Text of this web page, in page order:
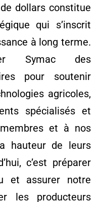
dollars constitue
qui s’inscrit
à long terme.
Symac des
pour soutenir
agricoles,
spécialisés et
et à nos
hauteur de leurs
c’est préparer
et assurer notre
les producteurs